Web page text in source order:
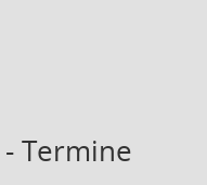
Termine